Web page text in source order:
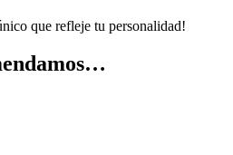
que refleje tu personalidad!